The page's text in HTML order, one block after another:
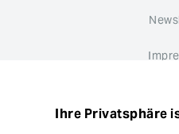
Ihre Privatsphäre